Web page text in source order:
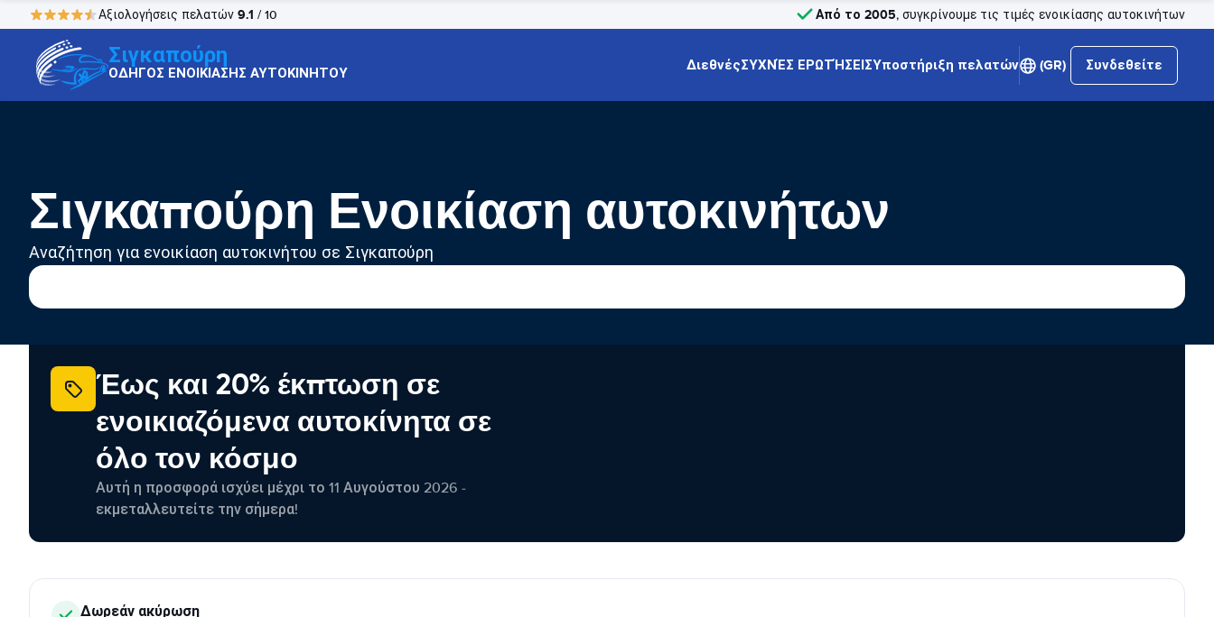
Αξιολογήσεις πελατών 9.1 / 10 Από το 2005, συγκρίνουμε τις τιμές ενοικίασης αυτοκινήτων
Σιγκαπούρη
ΟΔΗΓΟΣ ΕΝΟΙΚΙΑΣΗΣ ΑΥΤΟΚΙΝΗΤΟΥ ΔιεθνέςΣΥΧΝΈΣ ΕΡΩΤΉΣΕΙΣΥποστήριξη πελατών (GR) Συνδεθείτε
Σιγκαπούρη Ενοικίαση αυτοκινήτων
Αναζήτηση για ενοικίαση αυτοκινήτου σε Σιγκαπούρη
Έως και 20% έκπτωση σε
ενοικιαζόμενα αυτοκίνητα σε
όλο τον κόσμο
Αυτή η προσφορά ισχύει μέχρι το 11 Αυγούστου 2026 -
εκμεταλλευτείτε την σήμερα!
Δωρεάν ακύρωση